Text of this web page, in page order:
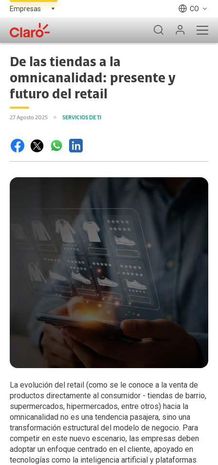
CO
De las tiendas a la
omnicanalidad: presente y
futuro del retail
27 Agosto 2025 SERVICIOS DE TI
La evolución del retail (como se le conoce a la venta de
productos directamente al consumidor - tiendas de barrio,
supermercados, hipermercados, entre otros) hacia la
omnicanalidad no es una tendencia pasajera, sino una
transformación estructural del modelo de negocio. Para
competir en este nuevo escenario, las empresas deben
adoptar un enfoque centrado en el cliente, apoyado en
tecnologías como la inteligencia artificial y plataformas